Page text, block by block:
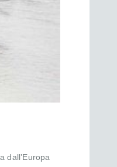
dall’Europa